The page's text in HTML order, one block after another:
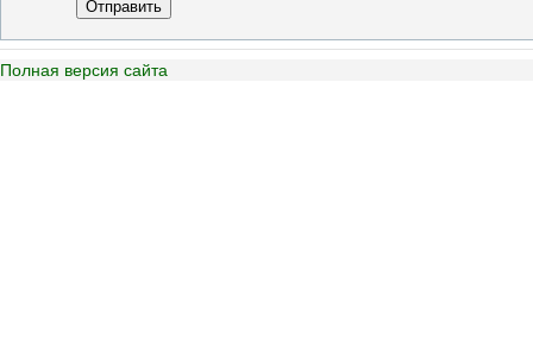
Отправить
Полная версия сайта